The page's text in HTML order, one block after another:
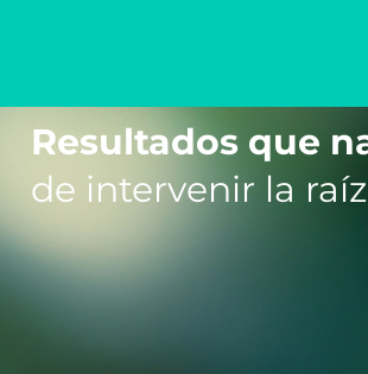
Resultados que
de intervenir la